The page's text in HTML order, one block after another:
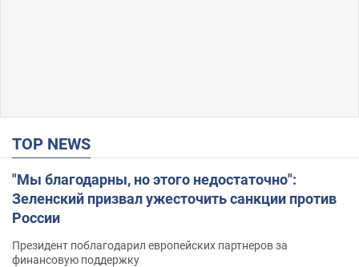
TOP NEWS
"Мы благодарны, но этого недостаточно":
Зеленский призвал ужесточить санкции против
России
Президент поблагодарил европейских партнеров за
финансовую поддержку